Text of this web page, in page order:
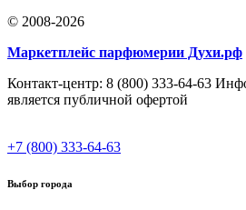
© 2008-2026
Маркетплейс парфюмерии Духи.рф
Контакт-центр: 8 (800) 333-64-63
является публичной офертой
+7 (800) 333-64-63
Выбор города